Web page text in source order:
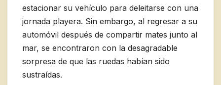
estacionar su vehículo para deleitarse con una
jornada playera. Sin embargo, al regresar a su
automóvil después de compartir mates junto al
mar, se encontraron con la desagradable
sorpresa de que las ruedas habían sido
sustraídas.